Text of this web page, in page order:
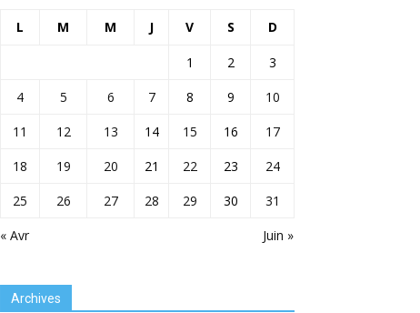
L M M J V S D
« Avr Juin »
1 2
3
4
5 6 7 8 9
10
11
12 13 14 15 16
17
18
19 20 21 22 23
24
25
26 27 28 29 30 31
Archives